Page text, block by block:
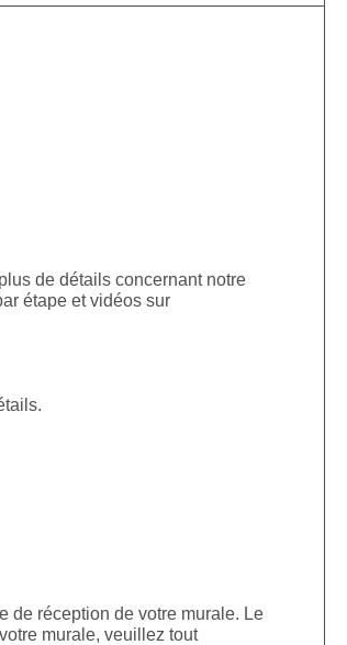
de détails concernant notre
étape et vidéos sur
de réception de votre murale. Le
murale, veuillez tout